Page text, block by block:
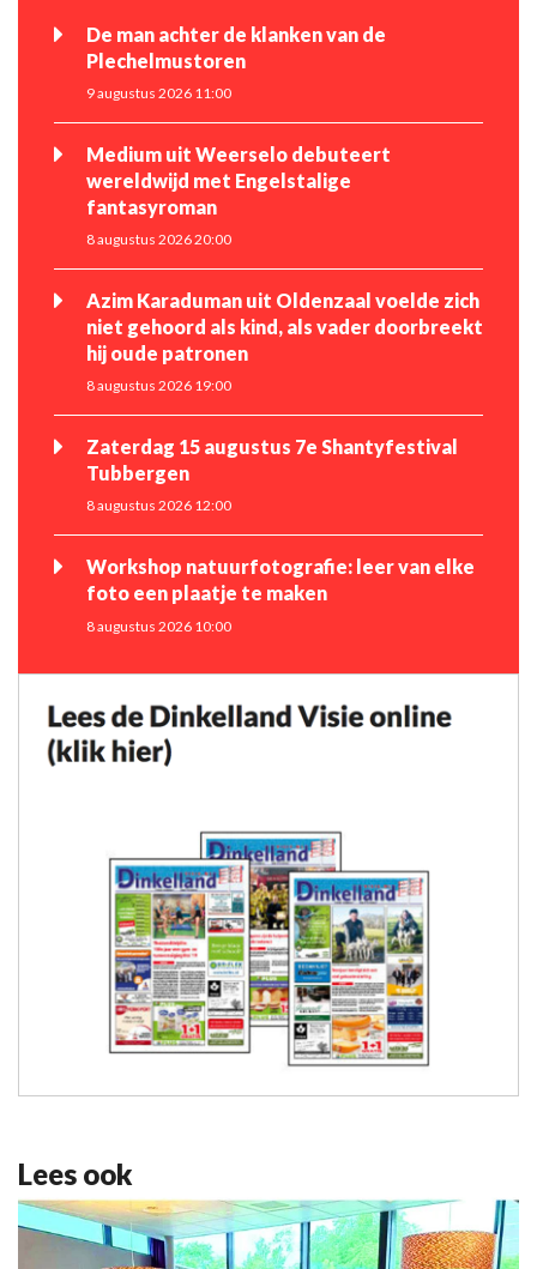
De man achter de klanken van de
Plechelmustoren
9 augustus 2026 11:00
Medium uit Weerselo debuteert
wereldwijd met Engelstalige
fantasyroman
8 augustus 2026 20:00
Azim Karaduman uit Oldenzaal voelde zich
niet gehoord als kind, als vader doorbreekt
hij oude patronen
8 augustus 2026 19:00
Zaterdag 15 augustus 7e Shantyfestival
Tubbergen
8 augustus 2026 12:00
Workshop natuurfotografie: leer van elke
foto een plaatje te maken
8 augustus 2026 10:00
Lees ook